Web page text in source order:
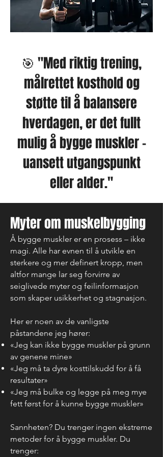
🎯 "Med riktig trening,
målrettet kosthold og
støtte til å balansere
hverdagen, er det fullt
mulig å bygge muskler –
uansett utgangspunkt
eller alder."
Myter om muskelbygging
Å bygge muskler er en prosess – ikke
magi. Alle har evnen til å utvikle en
sterkere og mer definert kropp, men
altfor mange lar seg forvirre av
seiglivede myter og feilinformasjon
som skaper usikkerhet og stagnasjon.
Her er noen av de vanligste
påstandene jeg hører:
«Jeg kan ikke bygge muskler på grunn
av genene mine»
«Jeg må ta dyre kosttilskudd for å få
resultater»
«Jeg må bulke og legge på meg mye
fett først for å kunne bygge muskler»
Sannheten? Du trenger ingen ekstreme
metoder for å bygge muskler. Du
trenger: